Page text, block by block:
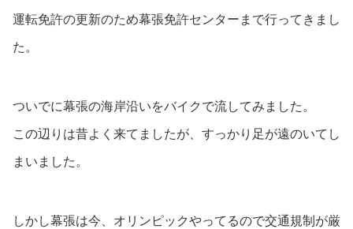
運転免許の更新のため幕張免許センターまで行ってきまし
た。
ついでに幕張の海岸沿いをバイクで流してみました。
この辺りは昔よく来てましたが、すっかり足が遠のいてし
まいました。
しかし幕張は今、オリンピックやってるので交通規制が厳